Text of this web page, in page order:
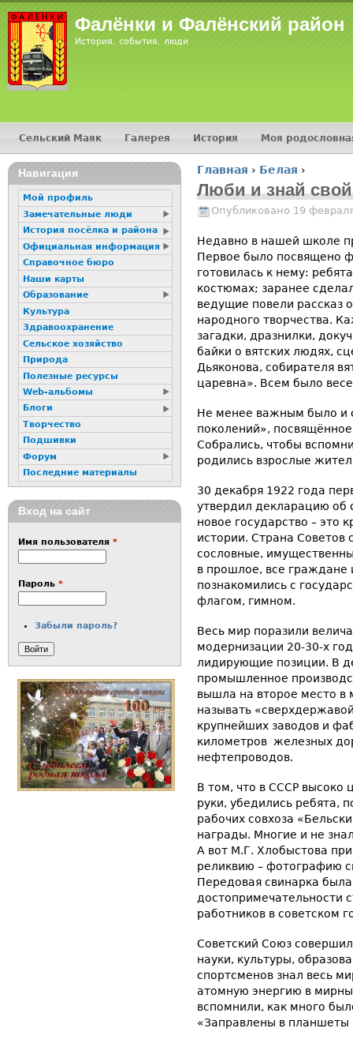
Фалёнки и Фалёнский район
История, события, люди
Вы здесь
Главная › Белая ›
Люби и знай
Опубликовано 19
Недавно в нашей школе
Первое было посвящено
готовилась к нему:
костюмах; заранее
ведущие повели рассказ
народного творчества.
загадки, дразнилки,
байки о вятских людях,
Дьяконова, собирателя
царевна». Всем было
Не менее важным было и
поколений»,
Собрались, чтобы
родились взрослые
30 декабря 1922 года
утвердил декларацию об
новое государство – это
истории. Страна Советов
сословные,
в прошлое, все граждане
познакомились с
флагом, гимном.
Весь мир поразили
модернизации 20-30-х
лидирующие позиции. В
промышленное
вышла на второе место в
называть
крупнейших заводов и
километров железных
нефтепроводов.
В том, что в СССР высоко
руки, убедились ребята,
рабочих совхоза
награды. Многие и не
А вот М.Г. Хлобыстова
реликвию – фотографию
Передовая свинарка
достопримечательности
работников в советском
Советский Союз
науки, культуры,
спортсменов знал весь
атомную энергию в
вспомнили, как много
«Заправлены в планшеты
Главное меню
Сельский Маяк Галерея История Моя
16+
Навигация
Мой профиль
Замечательные люди
История посёлка и района
Официальная информация
Справочное бюро
Наши карты
Образование
Культура
Здравоохранение
Сельское хозяйство
Природа
Полезные ресурсы
Web-альбомы
Блоги
Творчество
Подшивки
Форум
Последние материалы
Вход на сайт
Имя пользователя *
Пароль *
Забыли пароль?